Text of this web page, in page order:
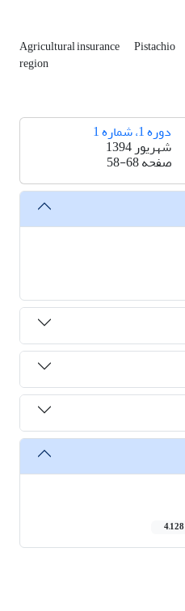
Agricultural insurance Pistachio
region
دوره 1، شماره 1
شهریور 1394
صفحه58-68
4,128